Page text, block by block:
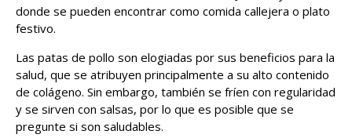
donde se pueden encontrar como comida callejera o plato
festivo.
Las patas de pollo son elogiadas por sus beneficios para la
salud, que se atribuyen principalmente a su alto contenido
de colágeno. Sin embargo, también se fríen con regularidad
y se sirven con salsas, por lo que es posible que se
pregunte si son saludables.